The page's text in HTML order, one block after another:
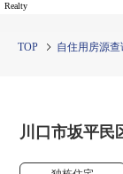
Realty
TOP 自住用房源查
川口市坂平民